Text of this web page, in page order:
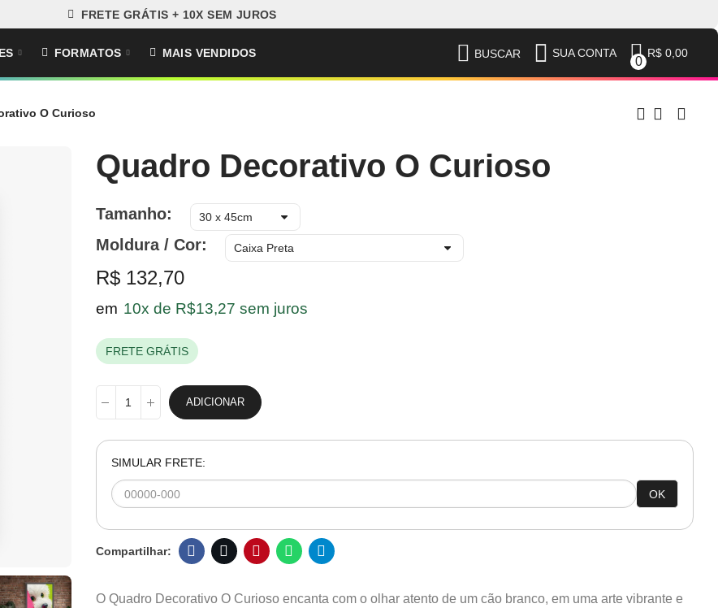
FRETE GRÁTIS + 10X SEM JUROS
FORMATOS MAIS VENDIDOS BUSCAR SUA CONTA
0
R$ 0,00
O Curioso
Quadro Decorativo O Curioso
Tamanho
Moldura / Cor
R$ 132,70
em 10x de R$13,27 sem juros
FRETE GRÁTIS
ADICIONAR
SIMULAR FRETE:
OK
O Quadro Decorativo O Curioso encanta com o olhar atento de um cão branco, em uma arte vibrante e